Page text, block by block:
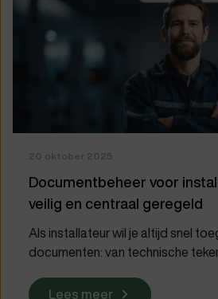
20 oktober 2025
Documentbeheer voor
veilig en centraal geregeld
Als installateur wil je altijd snel
documenten: van technische
Lees meer